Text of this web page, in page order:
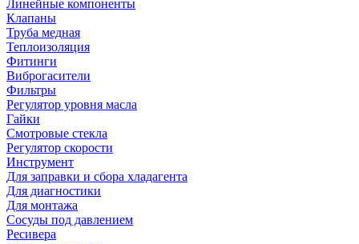
Линейные компоненты
Клапаны
Труба медная
Теплоизоляция
Фитинги
Виброгасители
Фильтры
Регулятор уровня масла
Гайки
Смотровые стекла
Регулятор скорости
Инструмент
Для заправки и сбора хладагента
Для диагностики
Для монтажа
Сосуды под давлением
Ресивера